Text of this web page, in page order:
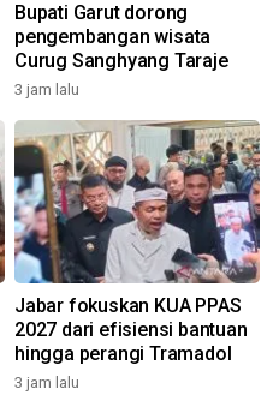
Bupati Garut dorong
pengembangan wisata
Curug Sanghyang Taraje
3 jam lalu
Jabar fokuskan KUA PPAS
2027 dari efisiensi bantuan
hingga perangi Tramadol
3 jam lalu